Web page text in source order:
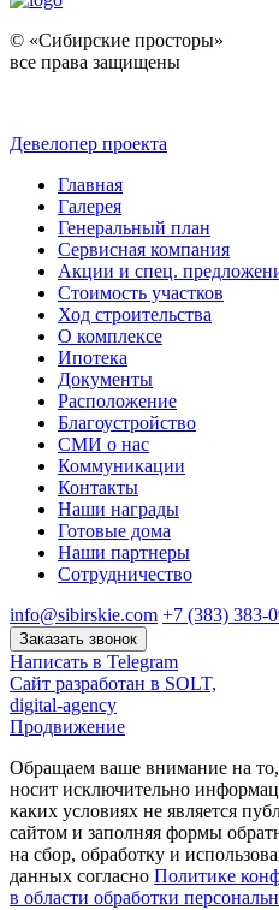
© «Сибирские просторы»
все права защищены
Девелопер проекта
Главная
Галерея
Генеральный план
Сервисная компания
Акции и спец.
Стоимость участков
Ход строительства
О комплексе
Ипотека
Документы
Расположение
Благоустройство
СМИ о нас
Коммуникации
Контакты
Наши награды
Готовые дома
Наши партнеры
Сотрудничество
info@sibirskie.com +7 (383) 383-
Заказать звонок
Написать в Telegram
Сайт разработан в SOLT,
digital-agency
Продвижение
Обращаем ваше внимание на
носит исключительно
каких условиях не является
сайтом и заполняя формы
на сбор, обработку и
данных согласно Политике
в области обработки